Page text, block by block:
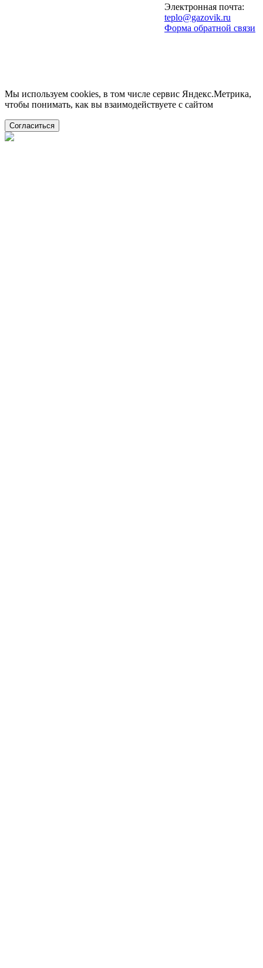
Электронная почта:
teplo@gazovik.ru
Форма обратной связи
Мы используем cookies, в том числе сервис Яндекс.Метрика,
чтобы понимать, как вы взаимодействуете с сайтом
Согласиться